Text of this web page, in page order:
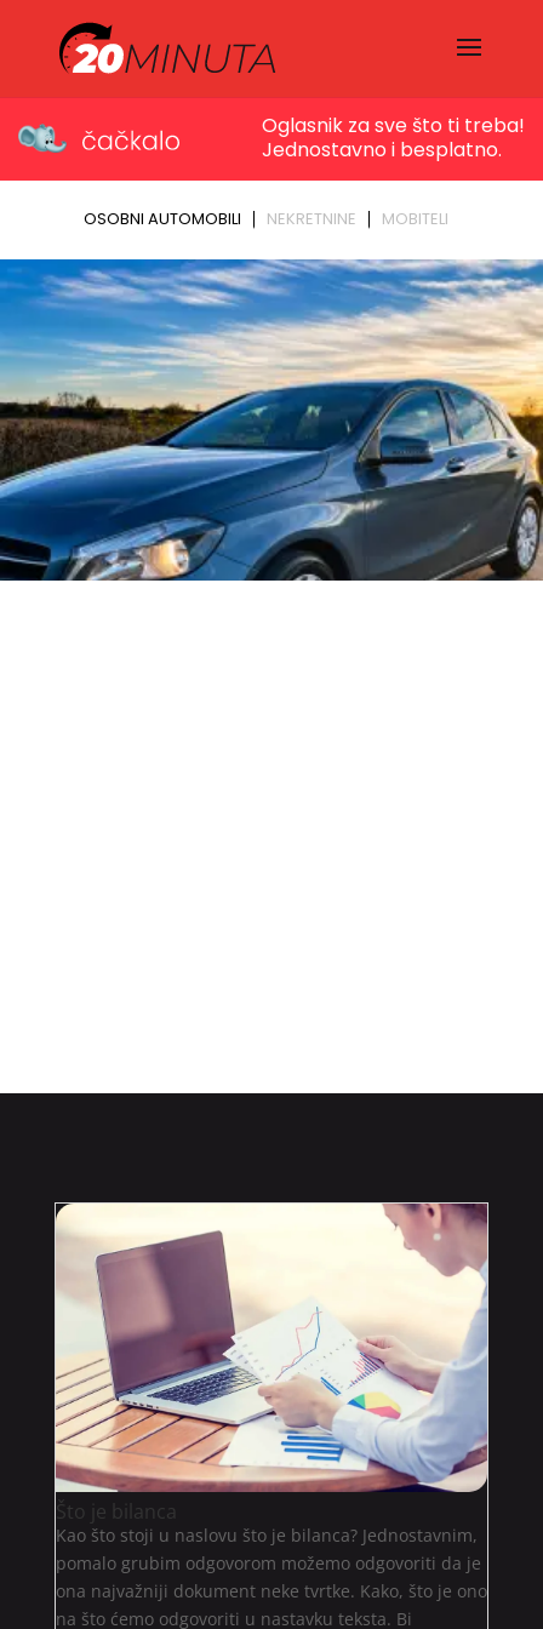
Što je bilanca
Kao što stoji u naslovu što je bilanca? Jednostavnim,
pomalo grubim odgovorom možemo odgovoriti da je
ona najvažniji dokument neke tvrtke. Kako, što je ono
na što ćemo odgovoriti u nastavku teksta. Bi